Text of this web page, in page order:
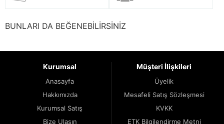
BUNLARI DA BEĞENEBİLİRSİNİZ
Kurumsal
Anasayfa
Hakkımızda
Kurumsal Satış
Bize Ulaşın
Müşteri İlişkileri
Üyelik
Mesafeli Satış Sözleşmesi
KVKK
ETK Bilgilendirme Metni